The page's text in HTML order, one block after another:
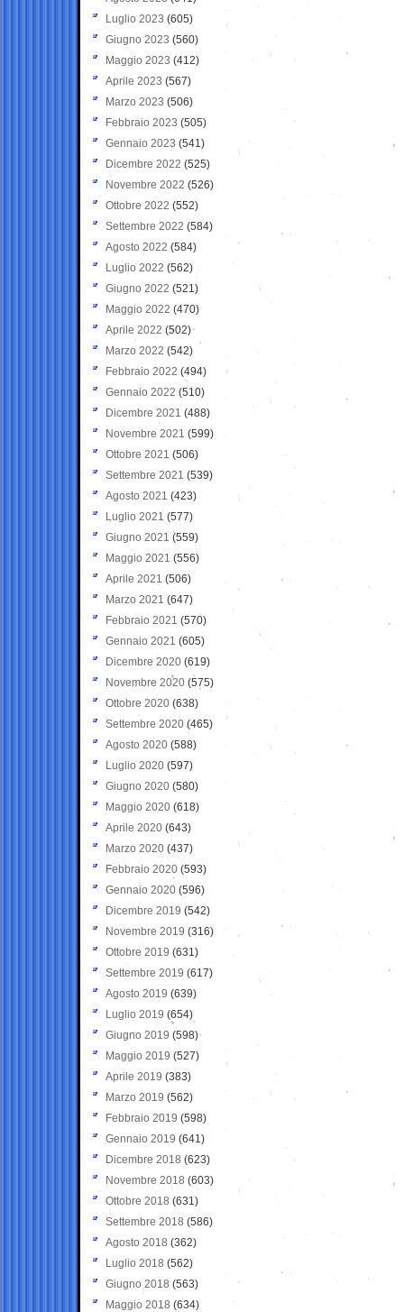
Luglio 2023 (605)
Giugno 2023 (560)
Maggio 2023 (412)
Aprile 2023 (567)
Marzo 2023 (506)
Febbraio 2023 (505)
Gennaio 2023 (541)
Dicembre 2022 (525)
Novembre 2022 (526)
Ottobre 2022 (552)
Settembre 2022 (584)
Agosto 2022 (584)
Luglio 2022 (562)
Giugno 2022 (521)
Maggio 2022 (470)
Aprile 2022 (502)
Marzo 2022 (542)
Febbraio 2022 (494)
Gennaio 2022 (510)
Dicembre 2021 (488)
Novembre 2021 (599)
Ottobre 2021 (506)
Settembre 2021 (539)
Agosto 2021 (423)
Luglio 2021 (577)
Giugno 2021(559)
Maggio 2021 (556)
Aprile 2021 (506)
Marzo 2021 (647)
Febbraio 2021 (570)
Gennaio 2021 (605)
Dicembre 2020 (619)
Novembre 2020 (575)
Ottobre 2020 (638)
Settembre 2020(465)
Agosto 2020 (588)
Luglio 2020 (597)
Giugno 2020 (580)
Maggio 2020 (618)
Aprile 2020 (643)
Marzo 2020 (437)
Febbraio 2020 (593)
Gennaio 2020 (596)
Dicembre 2019 (542)
Novembre 2019 (316)
Ottobre 2019 (631)
Settembre 2019 (617)
Agosto 2019 (639)
Luglio 2019 (654)
Giugno 2019 (598)
Maggio 2019 (527)
Aprile 2019 (383)
Marzo 2019 (562)
Febbraio 2019 (598)
Gennaio 2019 (641)
Dicembre 2018 (623)
Novembre 2018 (603)
Ottobre 2018 (631)
Settembre 2018 (586)
Agosto 2018 (362)
Luglio 2018 (562)
Giugno 2018 (563)
Maggio 2018 (634)